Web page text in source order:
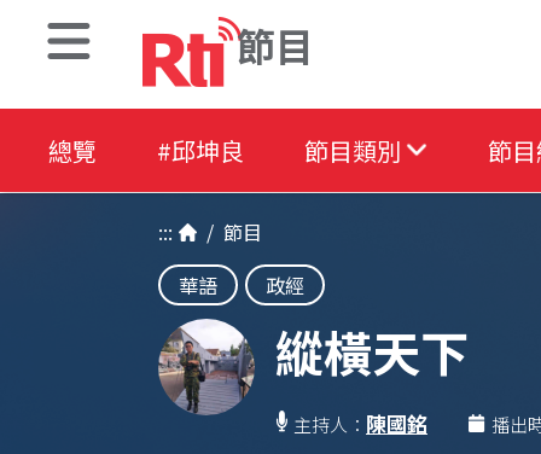
節目
總覽 #邱坤良 節目類別 節
::: / 節目
華語
政經
縱橫天下
主持人： 陳國銘 播出